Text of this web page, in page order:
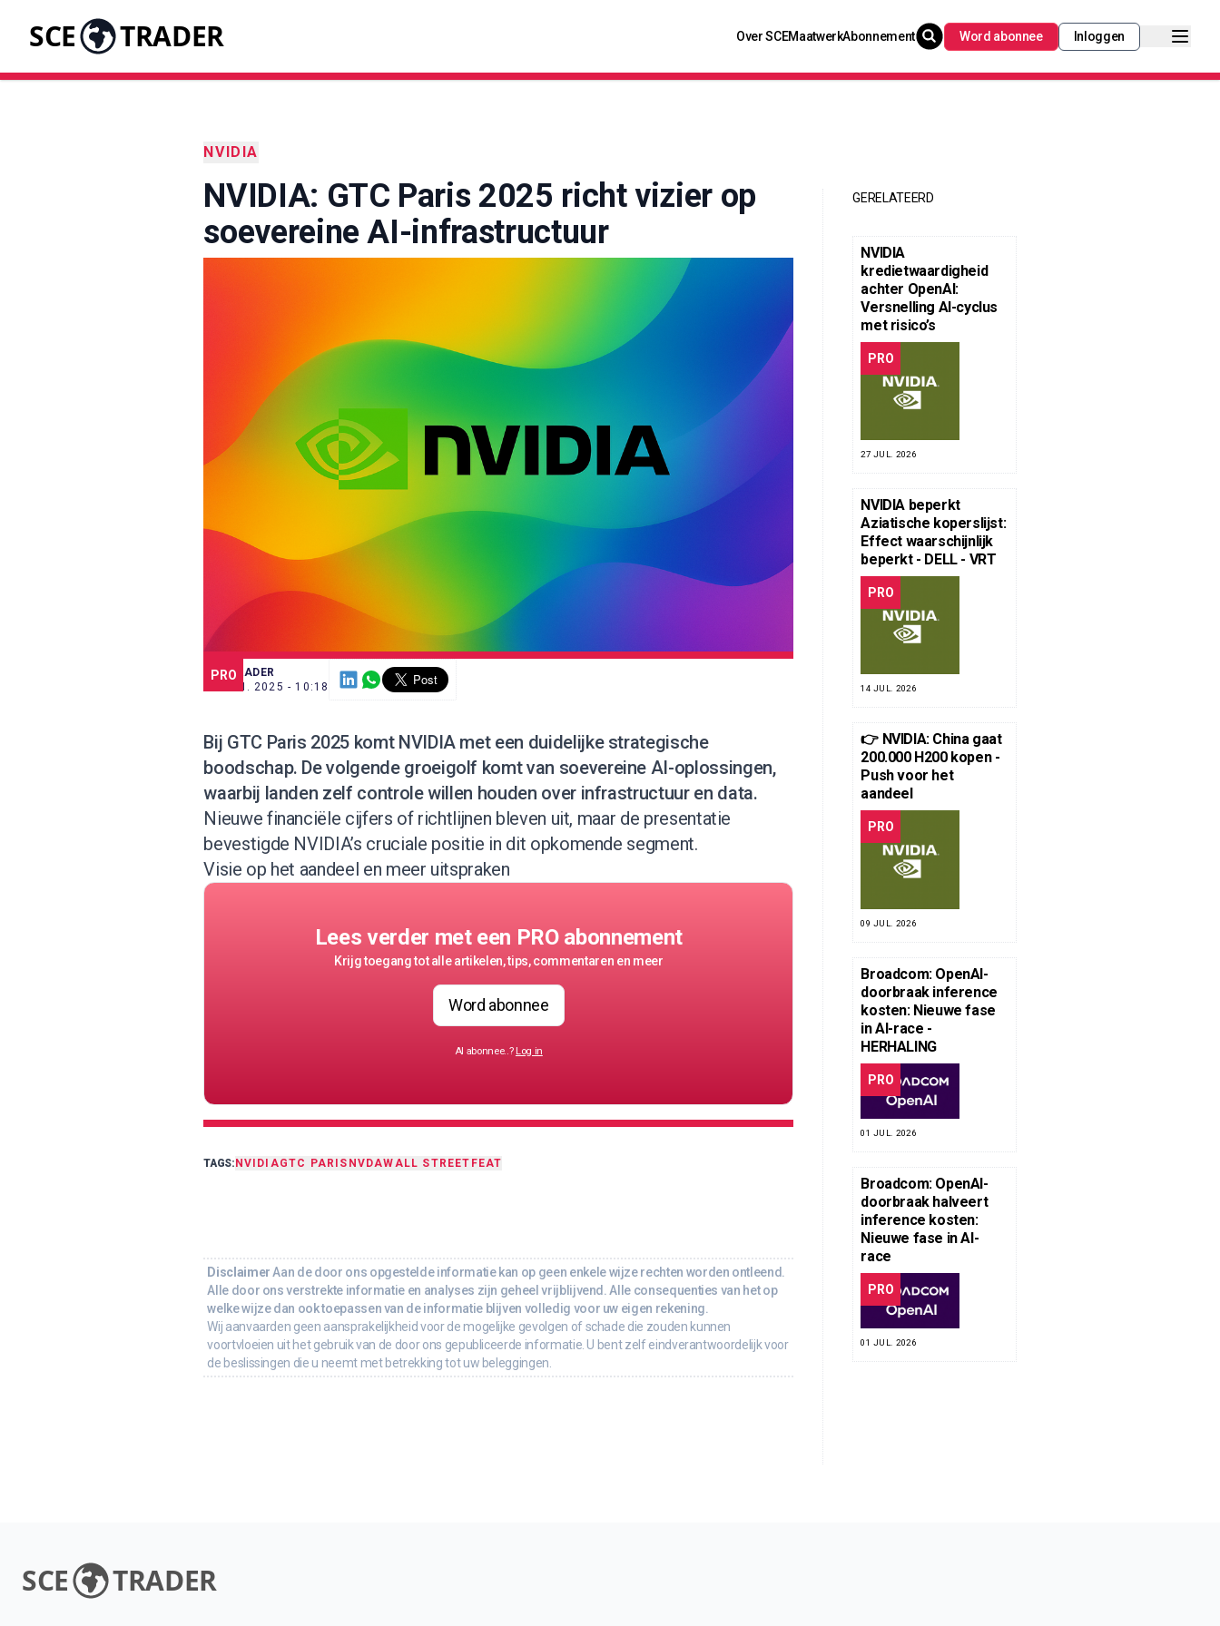
SCE TRADER Over SCEMaatwerkAbonnement Word abonnee Inloggen
NVIDIA
NVIDIA: GTC Paris 2025 richt vizier op
soevereine AI-infrastructuur
PRO
SCE TRADER
10 JUN. 2025 - 10:18
Bij GTC Paris 2025 komt NVIDIA met een duidelijke strategische
boodschap. De volgende groeigolf komt van soevereine AI-oplossingen,
waarbij landen zelf controle willen houden over infrastructuur en data.
Nieuwe financiële cijfers of richtlijnen bleven uit, maar de presentatie
bevestigde NVIDIA’s cruciale positie in dit opkomende segment.
Visie op het aandeel en meer uitspraken
Lees verder met een PRO abonnement
Krijg toegang tot alle artikelen, tips, commentaren en meer
Word abonnee
Al abonnee..? Log in
TAGS:NVIDIAGTC PARIS NVDAWALL STREET FEAT
Disclaimer Aan de door ons opgestelde informatie kan op geen enkele wijze rechten worden ontleend.
Alle door ons verstrekte informatie en analyses zijn geheel vrijblijvend. Alle consequenties van het op
welke wijze dan ook toepassen van de informatie blijven volledig voor uw eigen rekening.
Wij aanvaarden geen aansprakelijkheid voor de mogelijke gevolgen of schade die zouden kunnen
voortvloeien uit het gebruik van de door ons gepubliceerde informatie. U bent zelf eindverantwoordelijk voor
de beslissingen die u neemt met betrekking tot uw beleggingen.
GERELATEERD
NVIDIA
kredietwaardigheid
achter OpenAI:
Versnelling AI-cyclus
met risico’s
PRO
27 JUL. 2026
NVIDIA beperkt
Aziatische koperslijst:
Effect waarschijnlijk
beperkt - DELL - VRT
PRO
14 JUL. 2026
👉 NVIDIA: China gaat
200.000 H200 kopen -
Push voor het
aandeel
PRO
09 JUL. 2026
Broadcom: OpenAI-
doorbraak inference
kosten: Nieuwe fase
in AI-race -
HERHALING
PRO
01 JUL. 2026
Broadcom: OpenAI-
doorbraak halveert
inference kosten:
Nieuwe fase in AI-
race
PRO
01 JUL. 2026
SCE TRADER